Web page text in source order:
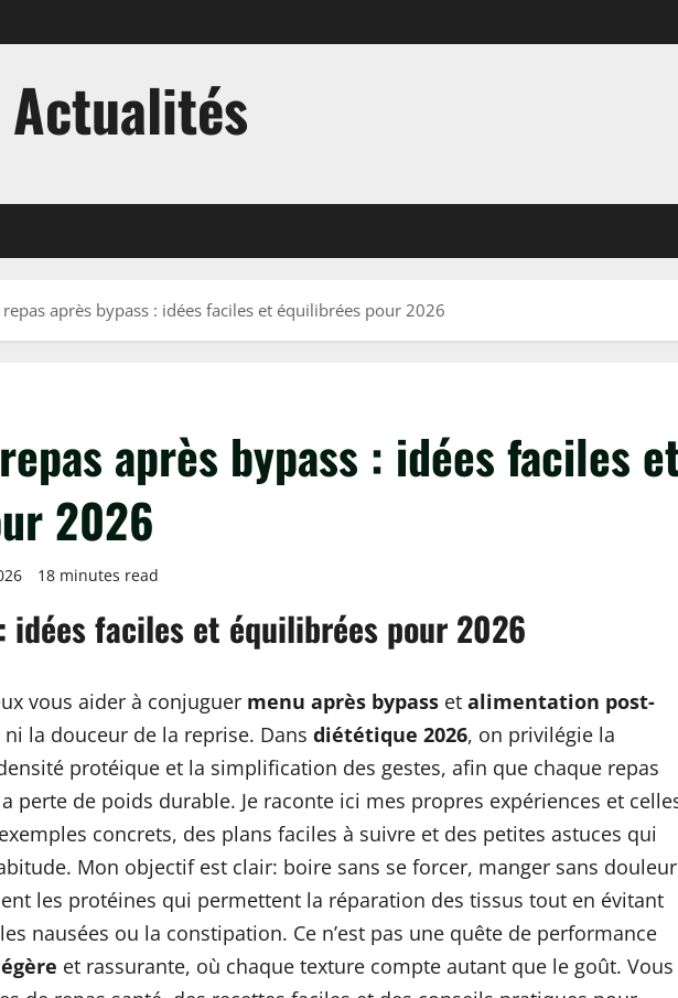
Actualités
après bypass : idées faciles et équilibrées pour 2026
après bypass : idées faciles
2026
18 minutes read
idées faciles et équilibrées pour 2026
vous aider à conjuguer menu après bypass et alimentation post-
la douceur de la reprise. Dans diététique 2026, on privilégie la
protéique et la simplification des gestes, afin que chaque repas
perte de poids durable. Je raconte ici mes propres expériences et
concrets, des plans faciles à suivre et des petites astuces qui
Mon objectif est clair: boire sans se forcer, manger sans
les protéines qui permettent la réparation des tissus tout en évitant
nausées ou la constipation. Ce n’est pas une quête de performance
et rassurante, où chaque texture compte autant que le goût. Vous